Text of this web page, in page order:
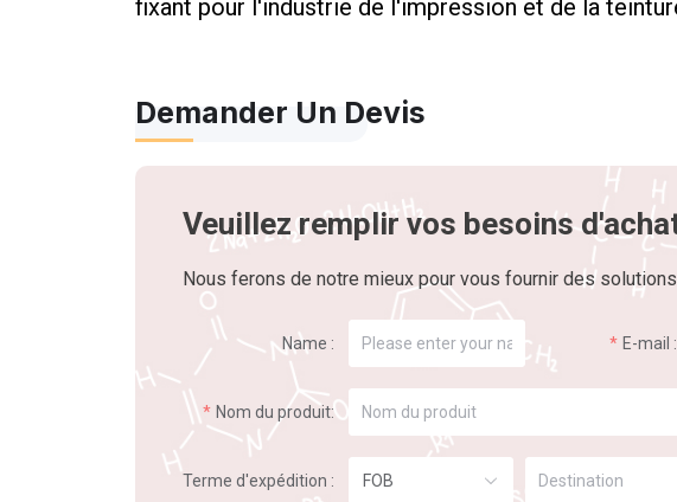
fixant pour l'industrie de l'impression et de la
Demander Un Devis
Veuillez remplir vos besoins
Nous ferons de notre mieux pour vous fournir des solutions
Name : E-mail :
Nom du produit:
Terme d'expédition : FOB